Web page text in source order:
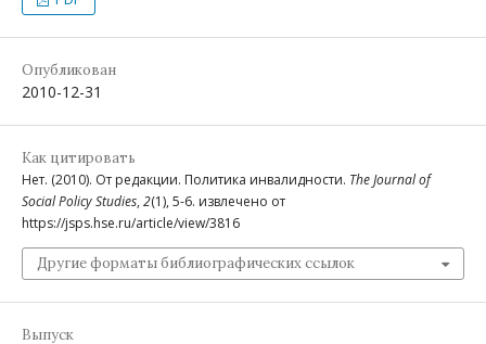
Опубликован
2010-12-31
Как цитировать
Нет. (2010). От редакции. Политика инвалидности. The Journal of
Social Policy Studies, 2(1), 5-6. извлечено от
https://jsps.hse.ru/article/view/3816
Другие форматы библиографических ссылок
Выпуск